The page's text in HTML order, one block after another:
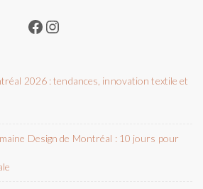
Facebook
Instagram
2026 : tendances, innovation textile et
Design de Montréal : 10 jours pour